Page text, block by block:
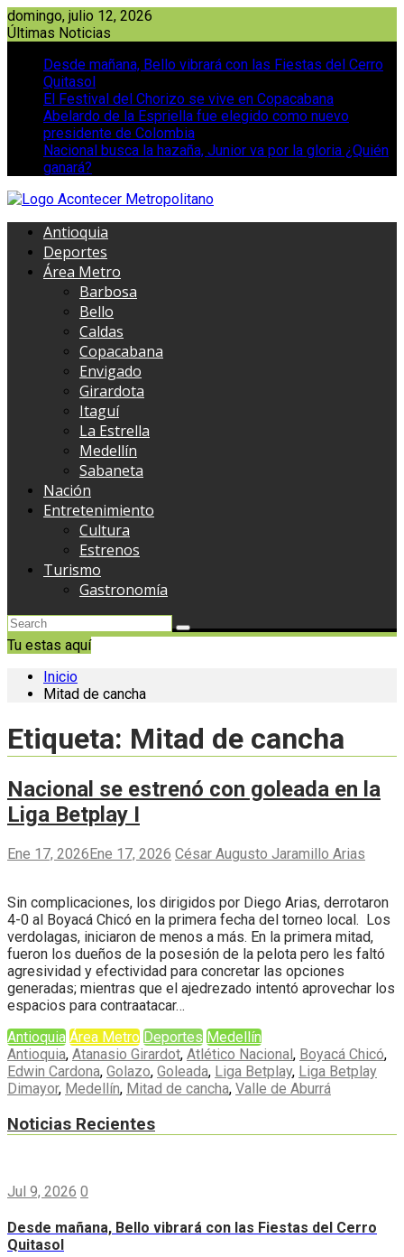
Saltar
al
domingo, julio 12, 2026
Últimas Noticias
Desde mañana, Bello vibrará con las Fiestas del Cerro
Quitasol
El Festival del Chorizo se vive en Copacabana
Abelardo de la Espriella fue elegido como nuevo
presidente de Colombia
Nacional busca la hazaña, Junior va por la gloria ¿Quién
ganará?
Antioquia
Deportes
Área Metro
Barbosa
Bello
Caldas
Copacabana
Envigado
Girardota
Itaguí
La Estrella
Medellín
Sabaneta
Nación
Entretenimiento
Cultura
Estrenos
Turismo
Gastronomía
Tu estas aquí
Inicio
Mitad de cancha
Etiqueta: Mitad de cancha
Nacional se estrenó con goleada en la
Liga Betplay I
Ene 17, 2026Ene 17, 2026 César Augusto Jaramillo Arias
Sin complicaciones, los dirigidos por Diego Arias, derrotaron
4-0 al Boyacá Chicó en la primera fecha del torneo local. Los
verdolagas, iniciaron de menos a más. En la primera mitad,
fueron los dueños de la posesión de la pelota pero les faltó
agresividad y efectividad para concretar las opciones
generadas; mientras que el ajedrezado intentó aprovechar los
espacios para contraatacar…
Antioquia Área Metro Deportes Medellín
Antioquia, Atanasio Girardot, Atlético Nacional, Boyacá Chicó,
Edwin Cardona, Golazo, Goleada, Liga Betplay, Liga Betplay
Dimayor, Medellín, Mitad de cancha, Valle de Aburrá
Noticias Recientes
Jul 9, 2026 0
Desde mañana, Bello vibrará con las Fiestas del Cerro
Quitasol